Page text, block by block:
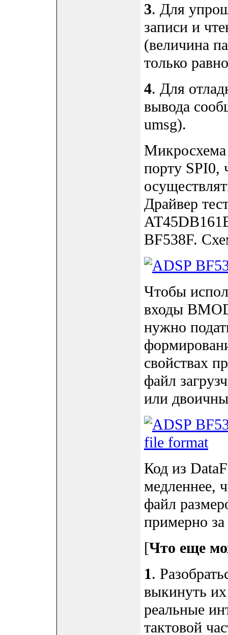
3. Для
записи и
(величина
только
4. Для
вывода
umsg).
Микросхема
порту
Драйвер
BF538F.
Чтобы
входы
нужно
свойствах
файл
или
Код из
медленнее,
файл
примерно за
[Что еще
1.
выкинуть
реальные
тактовой